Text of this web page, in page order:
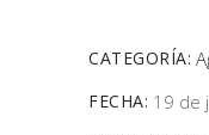
CATEGORÍA:
FECHA: 19 de